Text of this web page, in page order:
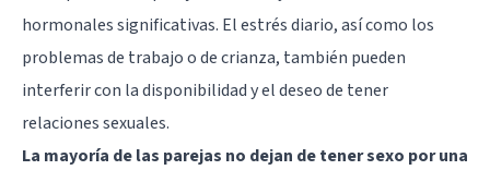
hormonales significativas. Elestrés diario, así como los
problemas de trabajo o de crianza, también pueden
interferir con la disponibilidad y el deseo de tener
relaciones sexuales.
La mayoría de las parejas no dejan de tener sexo por una